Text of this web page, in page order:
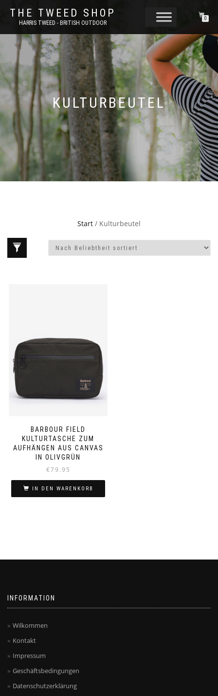
THE TWEED SHOP
HARRIS TWEED - BRITISH OUTDOOR
0
KULTURBEUTEL
Start / Kulturbeutel
BARBOUR FIELD
KULTURTASCHE ZUM
AUFHÄNGEN AUS CANVAS
IN OLIVGRÜN
€79.95
IN DEN WARENKORB
INFORMATION
Wilkommen
Kontakt
Impressum
Geschäftsbedingungen
Datenschutzerklärung